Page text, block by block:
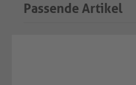
Passende Artikel